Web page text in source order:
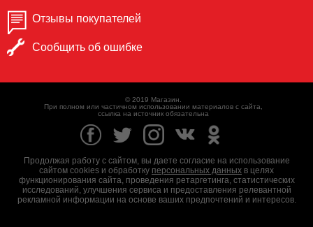
Отзывы покупателей
Сообщить об ошибке
© 2019 Магазин.
При полном или частичном использовании материалов с сайта,
ссылка на источник обязательна
Продолжая работу с сайтом, вы даете согласие на использование
сайтом cookies и обработку персональных данных в целях
функционирования сайта, проведения ретаргетинга, статистических
исследований, улучшения сервиса и предоставления релевантной
рекламной информации на основе ваших предпочтений и интересов.